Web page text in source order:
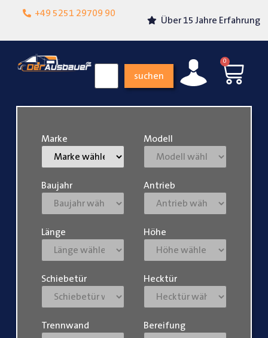
+49 5251 29709 90
Lokalgeschäft in
Über 15 Jahre Erfahrung
suchen
0
Marke Modell
Baujahr Antrieb
Länge Höhe
Schiebetür Hecktür
Trennwand Bereifung